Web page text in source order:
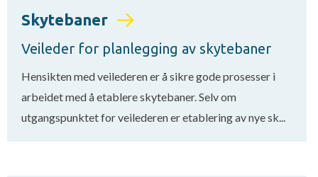
Skytebaner
Veileder for planlegging av skytebaner
Hensikten med veilederen er å sikre gode prosesser i
arbeidet med å etablere skytebaner. Selv om
utgangspunktet for veilederen er etablering av nye sk...